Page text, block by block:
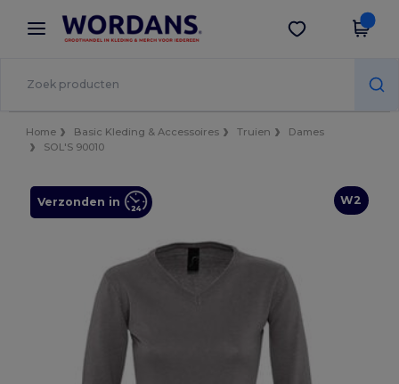
× Wordans-app
Betere prijzen in de app!
Download app
Home Basic Kleding & Accessoires Truien
Dames
SOL'S 90010
W2
Verzonden in